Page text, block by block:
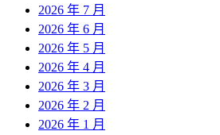
2026 年 7 月
2026 年 6 月
2026 年 5 月
2026 年 4 月
2026 年 3 月
2026 年 2 月
2026 年 1 月